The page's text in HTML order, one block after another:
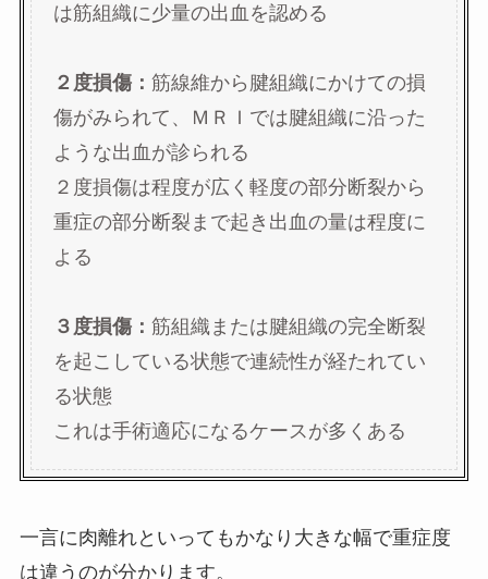
は筋組織に少量の出血を認める
２度損傷： 筋線維から腱組織にかけての損
傷がみられて、ＭＲＩでは腱組織に沿った
ような出血が診られる
２度損傷は程度が広く軽度の部分断裂から
重症の部分断裂まで起き出血の量は程度に
よる
３度損傷： 筋組織または腱組織の完全断裂
を起こしている状態で連続性が経たれてい
る状態
これは手術適応になるケースが多くある
一言に肉離れといってもかなり大きな幅で重症度
は違うのが分かります。